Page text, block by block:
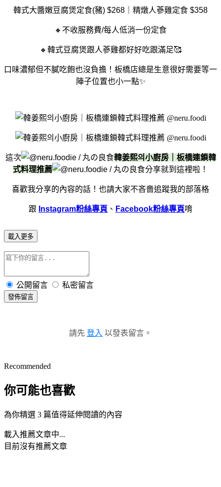
韓式大醬嫩豆腐煲定食(豬) $268｜精燉人蔘雞定食 $358
🔸不收服務費/每人低消一份定食
🔸韓式豆腐煲跟人蔘雞都好好吃跟滿足🥰
口味濃郁但不膩吃飽也沒負擔！板橋店總是生意很好需要等一
陣子位置也小一點✨
這次
韓姜熙의小廚房｜板橋連鎖韓
式料理推薦
分享就到這裡啦！
喜歡我分享的內容的話！ 也請大家不吝嗇追蹤我的部落格
跟 Instagram粉絲專頁 、 Facebook粉絲專頁唷
載入更多
公開留言 私密留言
發佈留言
請先 登入 以發表留言。
Recommended
你可能也喜歡
為你精選 3 篇值得延伸閱讀的內容
載入推薦文章中...
目前沒有推薦文章